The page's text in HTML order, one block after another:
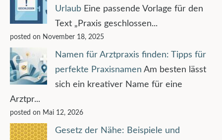
Urlaub Eine passende Vorlage für den
Text „Praxis geschlossen...
posted on November 18, 2025
Namen für Arztpraxis finden: Tipps für
perfekte Praxisnamen Am besten lässt
sich ein kreativer Name für eine
Arztpr...
posted on Mai 12, 2026
Gesetz der Nähe: Beispiele und